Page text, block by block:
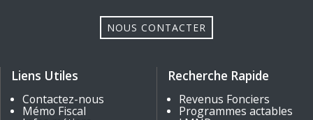
NOUS CONTACTER
Liens Utiles
Contactez-nous
Mémo Fiscal
Recherche Rapide
Revenus Fonciers
Programmes actables